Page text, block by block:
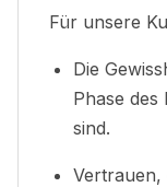
Für unsere
Die
Phase
sind.
Vertrauen,